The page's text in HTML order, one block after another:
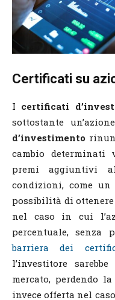
Certificati su
I certificati
sottostante
d’investimento
cambio
premi aggiuntivi
condizioni, come
possibilità di
nel caso in cui
percentuale, senza
barriera dei
l’investitore
mercato, perdendo
invece offerta nel